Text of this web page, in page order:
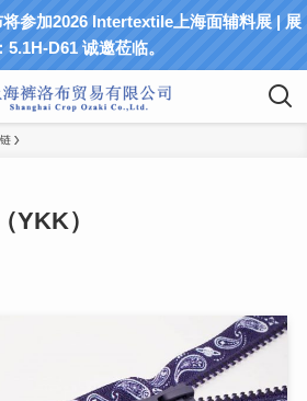
将参加2026 Intertextile上海面辅料展 | 展
5.1H-D61 诚邀莅临。
YKK）